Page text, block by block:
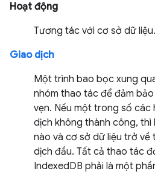
Hoạt động
Tương tác với cơ sở dữ liệu.
Giao dịch
Một trình bao bọc xung
nhóm thao tác để đảm
vẹn. Nếu một trong số
dịch không thành công,
nào và cơ sở dữ liệu trở
dịch đầu. Tất cả thao tác
IndexedDB phải là một